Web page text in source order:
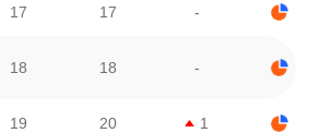
17 17 -
18 18 -
19 20 1